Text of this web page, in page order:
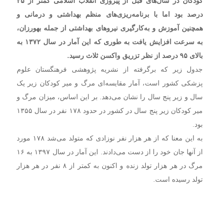
درصد بود اما با برنامه‌ریزی‌های منظم بهداشتی و درمانی و
همچنین آموزش و به‌کارگیری نیروهای بهداشتی از جمله بهورزان،
به سرعت افزایش یافت به طوری که این آمار در سال ۱۳۷۲ به
بالای ۹۵ درصد از نظر تزریق واکسن ثلاث رسید.
جدول زیر که برگرفته از نشریه پژوهشی فرهنگستان علوم
پزشکی کشور است، آمار مقایسه‌ای مرگ و میر کودکان زیر یک
سال و زیر پنج سال را نشان می‌دهد. بر این اساس، میزان مرگ و
میر کودکان زیر پنج سال در کشور در حدود ۱۷۸ نفر در سال ۱۳۵۵
بود.
به این معنا که از هر هزار نفر نوزادی که متولد می‌شد ۱۷۸ مورد
از آنها جان خود را از دست می‌دادند. این آمار در سال ۱۳۹۷ به ۱۶
مرگ در هر هزار تولد زنده و اکنون به کمتر از ۸ نفر در هر هزار
تولد رسیده است.